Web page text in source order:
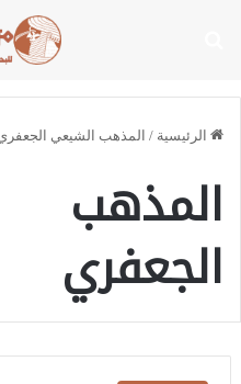
الرئيسية / المذهب الشيعي
الجعفري